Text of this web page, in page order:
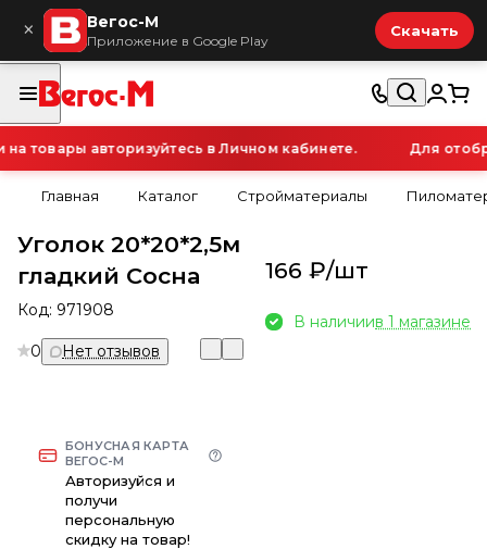
× Вегос-М
Приложение в Google Play
Скачать
товары авторизуйтесь в Личном кабинете. Для
Главная Каталог Стройматериалы
Уголок 20*20*2,5м
гладкий Сосна
Код: 971908
0 Нет отзывов
БОНУСНАЯ КАРТА
ВЕГОС-М
Авторизуйся и
получи
персональную
скидку на товар!
166 ₽/шт
В наличиив 1 магазине